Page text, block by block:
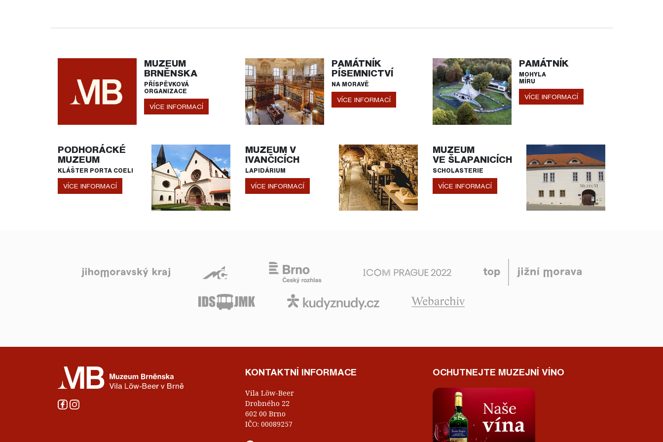
MUZEUM
BRNĚNSKA
PŘÍSPĚVKOVÁ
ORGANIZACE
VÍCE INFORMACÍ
PAMÁTNÍK
PÍSEMNICTVÍ
NA MORAVĚ
VÍCE INFORMACÍ
PAMÁTNÍK
MOHYLA
MÍRU
VÍCE INFORMACÍ
PODHORÁCKÉ
MUZEUM
KLÁŠTER PORTA COELI
VÍCE INFORMACÍ
MUZEUM V
IVANČICÍCH
LAPIDÁRIUM
VÍCE INFORMACÍ
MUZEUM
VE ŠLAPANICÍCH
SCHOLASTERIE
VÍCE INFORMACÍ
KONTAKTNÍ INFORMACE
Vila Löw-Beer
Drobného 22
602 00 Brno
IČO: 00089257
OCHUTNEJTE MUZEJNÍ VÍNO